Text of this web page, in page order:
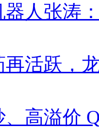
器人张涛
再活跃，
、高溢价